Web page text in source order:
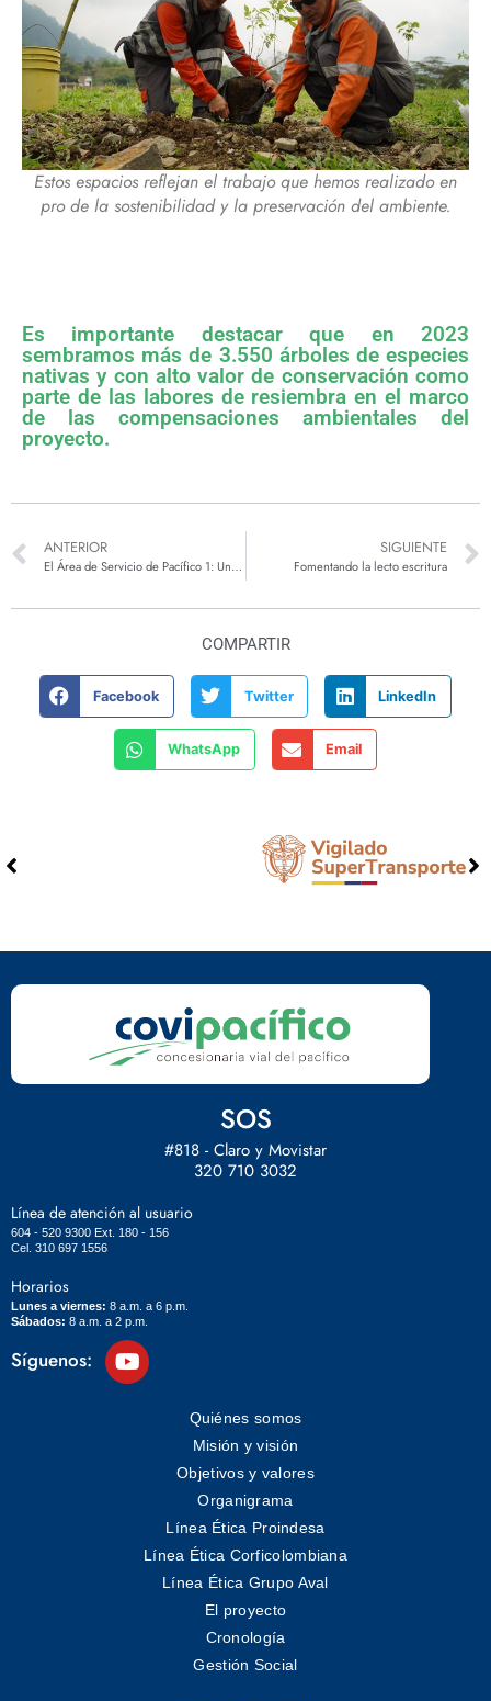
Estos espacios reflejan el trabajo que hemos realizado en
pro de la sostenibilidad y la preservación del ambiente.
Es importante destacar que en 2023
sembramos más de 3.550 árboles de especies
nativas y con alto valor de conservación como
parte de las labores de resiembra en el marco
de las compensaciones ambientales del
proyecto.
ANTERIOR
El Área de Servicio de Pacífico 1: Un parador en el corazón del Suroeste antioqueño
SIGUIENTE
Fomentando la lecto escritura
COMPARTIR
Facebook Twitter LinkedIn
WhatsApp Email
SOS
#818 - Claro y Movistar
320 710 3032
Línea de atención al usuario
604 - 520 9300 Ext. 180 - 156
Cel. 310 697 1556
Horarios
Lunes a viernes: 8 a.m. a 6 p.m.
Sábados: 8 a.m. a 2 p.m.
Síguenos:
Quiénes somos
Misión y visión
Objetivos y valores
Organigrama
Línea Ética Proindesa
Línea Ética Corficolombiana
Línea Ética Grupo Aval
El proyecto
Cronología
Gestión Social